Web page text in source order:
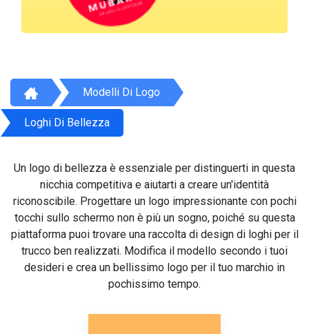
Modelli Di Logo
Loghi Di Bellezza
Un logo di bellezza è essenziale per distinguerti in questa
nicchia competitiva e aiutarti a creare un'identità
riconoscibile. Progettare un logo impressionante con pochi
tocchi sullo schermo non è più un sogno, poiché su questa
piattaforma puoi trovare una raccolta di design di loghi per il
trucco ben realizzati. Modifica il modello secondo i tuoi
desideri e crea un bellissimo logo per il tuo marchio in
pochissimo tempo.